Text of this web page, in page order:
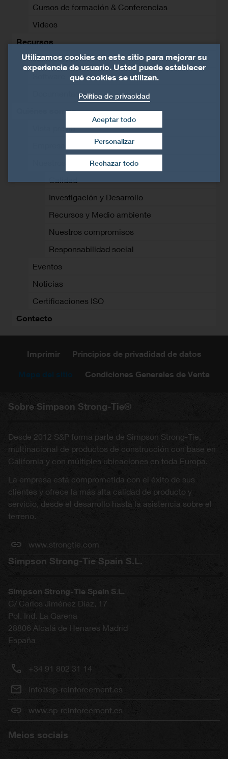
Cursos de formación & Conferencias
Videos
Recursos
Vista previa
Documentación
Quiénes somos
Vista previa
Nuestros valores
Calidad
Investigación y Desarrollo
Recursos y Medio ambiente
Nuestros compromisos
Responsabilidad social
Eventos
Noticias
Certificaciones ISO
Contacto
Imprimir Principios de privadidad de datos
Condiciones Generales de Venta
Sobre Simpson Strong-Tie®
Desde 2012 S&P forma parte de Simpson Strong-Tie,
multinacional de productos de construcción con base en
California y con múltiples ubicaciones en toda Europa.
La empresa está comprometida con el éxito de sus
clientes y ofrece la más alta calidad de producto y
servicio, desde el desarrollo hasta la asistencia sobre el
terreno.
www.strongtie.com
Simpson Strong-Tie Spain S.L.
Simpson Strong-Tie Spain S.L.
C/ Carlos Jiménez Díaz, 17
Pol. Ind. La Garena
28806 Alcalá de Henares Madrid
España
+34 91 802 31 14
info@sp-reinforcement.es
www.sp-reinforcement.es
Meios sociais
Utilizamos cookies en este sitio para mejorar su
experiencia de usuario. Usted puede establecer
qué cookies se utilizan.
Política de privacidad
Rechazar todo
Aceptar todo
Retirar el consentimiento
Personalizar